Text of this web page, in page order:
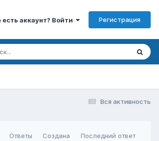
аккаунт? Войти Регистрация
Вся активность
Ответы Создана Последний ответ